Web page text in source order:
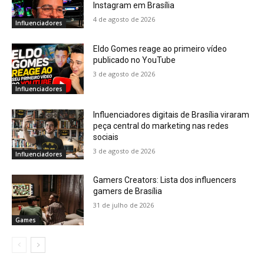
Influenciadores
Instagram em Brasília
4 de agosto de 2026
Influenciadores
Eldo Gomes reage ao primeiro vídeo
publicado no YouTube
3 de agosto de 2026
Influenciadores
Influenciadores digitais de Brasília viraram
peça central do marketing nas redes
sociais
3 de agosto de 2026
Games
Gamers Creators: Lista dos influencers
gamers de Brasília
31 de julho de 2026